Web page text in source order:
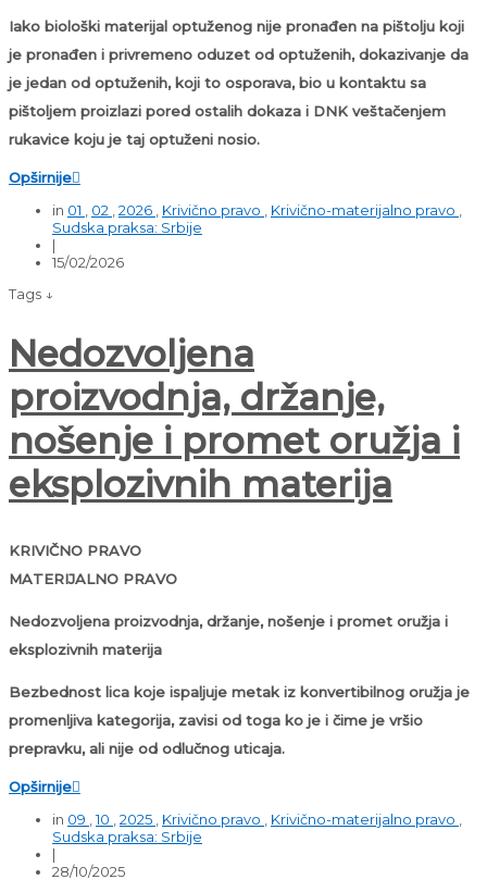
Iako biološki materijal optuženog nije pronađen na pištolju koji
je pronađen i privremeno oduzet od optuženih, dokazivanje da
je jedan od optuženih, koji to osporava, bio u kontaktu sa
pištoljem proizlazi pored ostalih dokaza i DNK veštačenjem
rukavice koju je taj optuženi nosio.
Opširnije
in 01 02 2026 Krivično pravo Krivično-materijalno pravo
Sudska praksa: Srbije
|
15/02/2026
Tags ↓
Nedozvoljena
proizvodnja, držanje,
nošenje i promet oružja i
eksplozivnih materija
KRIVIČNO PRAVO
MATERIJALNO PRAVO
Nedozvoljena proizvodnja, držanje, nošenje i promet oružja i
eksplozivnih materija
Bezbednost lica koje ispaljuje metak iz konvertibilnog oružja je
promenljiva kategorija, zavisi od toga ko je i čime je vršio
prepravku, ali nije od odlučnog uticaja.
Opširnije
in 09 10 2025 Krivično pravo Krivično-materijalno pravo
Sudska praksa: Srbije
|
28/10/2025